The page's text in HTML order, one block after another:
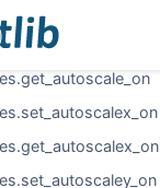
自动缩放_开启